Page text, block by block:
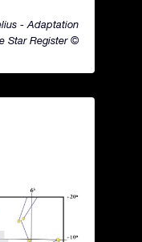
- Adaptation
Star Register ©